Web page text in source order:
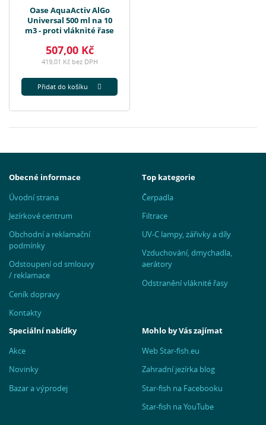
Oase AquaActiv AlGo
Universal 500 ml na 10
m3 - proti vláknité řase
507,00 Kč
419,01 Kč bez DPH
Přidat do košíku
Obecné informace
Úvodní strana
Jezírkové centrum
Obchodní a reklamační
podmínky
Odstoupení od smlouvy
/ reklamace
Ceník dopravy
Kontakty
Top kategorie
Čerpadla
Filtrace
UV-C lampy, zářivky a díly
Vzduchování, dmychadla,
aerátory
Odstranění vláknité řasy
Speciální nabídky
Akce
Novinky
Bazar a výprodej
Mohlo by Vás zajímat
Web Star-fish.eu
Zahradní jezírka blog
Star-fish na Facebooku
Star-fish na YouTube